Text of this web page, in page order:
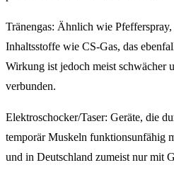
Tränengas: Ähnlich wie
Inhaltsstoffe wie CS-Gas, das
Wirkung ist jedoch meist schwächer
verbunden.
Elektroschocker/Taser: Geräte, die
temporär Muskeln funktionsunfähig
und in Deutschland zumeist nur mit